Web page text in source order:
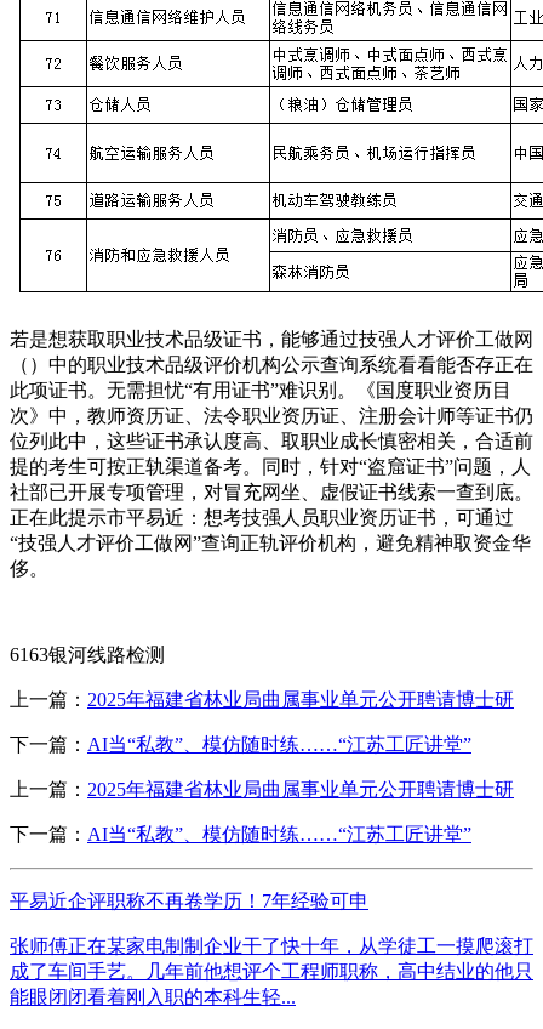
若是想获取职业技术品级证书，能够通过技强人才评价工做网
（）中的职业技术品级评价机构公示查询系统看看能否存正在
此项证书。无需担忧“有用证书”难识别。《国度职业资历目
次》中，教师资历证、法令职业资历证、注册会计师等证书仍
位列此中，这些证书承认度高、取职业成长慎密相关，合适前
提的考生可按正轨渠道备考。同时，针对“盗窟证书”问题，人
社部已开展专项管理，对冒充网坐、虚假证书线索一查到底。
正在此提示市平易近：想考技强人员职业资历证书，可通过
“技强人才评价工做网”查询正轨评价机构，避免精神取资金华
侈。
6163银河线路检测
上一篇： 2025年福建省林业局曲属事业单元公开聘请博士研
下一篇： AI当“私教”、模仿随时练……“江苏工匠讲堂”
上一篇： 2025年福建省林业局曲属事业单元公开聘请博士研
下一篇： AI当“私教”、模仿随时练……“江苏工匠讲堂”
平易近企评职称不再卷学历！7年经验可申
张师傅正在某家电制制企业干了快十年，从学徒工一摸爬滚打
成了车间手艺。几年前他想评个工程师职称，高中结业的他只
能眼闭闭看着刚入职的本科生轻...